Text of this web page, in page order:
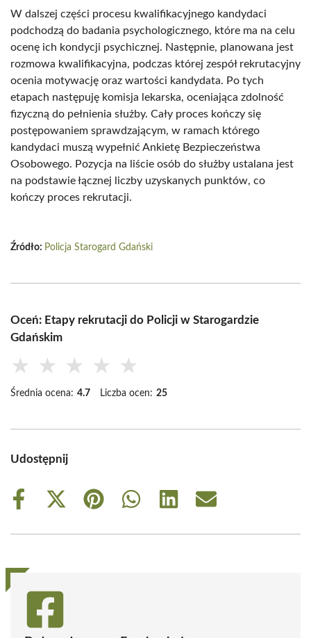
W dalszej części procesu kwalifikacyjnego kandydaci
podchodzą do badania psychologicznego, które ma na celu
ocenę ich kondycji psychicznej. Następnie, planowana jest
rozmowa kwalifikacyjna, podczas której zespół rekrutacyjny
ocenia motywację oraz wartości kandydata. Po tych
etapach następuję komisja lekarska, oceniająca zdolność
fizyczną do pełnienia służby. Cały proces kończy się
postępowaniem sprawdzającym, w ramach którego
kandydaci muszą wypełnić Ankietę Bezpieczeństwa
Osobowego. Pozycja na liście osób do służby ustalana jest
na podstawie łącznej liczby uzyskanych punktów, co
kończy proces rekrutacji.
Źródło: Policja Starogard Gdański
Oceń: Etapy rekrutacji do Policji w Starogardzie
Gdańskim
★ ★ ★ ★ ★
Średnia ocena: 4.7 Liczba ocen: 25
Udostępnij
Share
Share
(Twitter)
Share
Share
Share
Share